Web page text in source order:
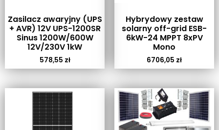
Zasilacz awaryjny (UPS
+ AVR) 12V UPS-1200SR
Sinus 1200W/600W
12V/230V 1kW
578,55 zł
Hybrydowy zestaw
solarny off-grid ESB-
6kW-24 MPPT 8xPV
Mono
6706,05 zł